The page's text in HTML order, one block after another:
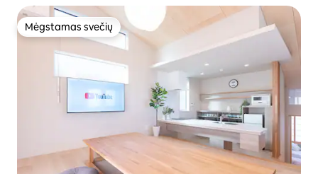
versmės, tinka 5 asmenims!
Mėgstamas svečių
Mėgstamas svečių